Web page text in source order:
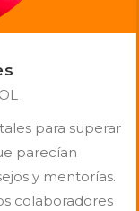
para superar
parecían
y mentorías.
colaboradores